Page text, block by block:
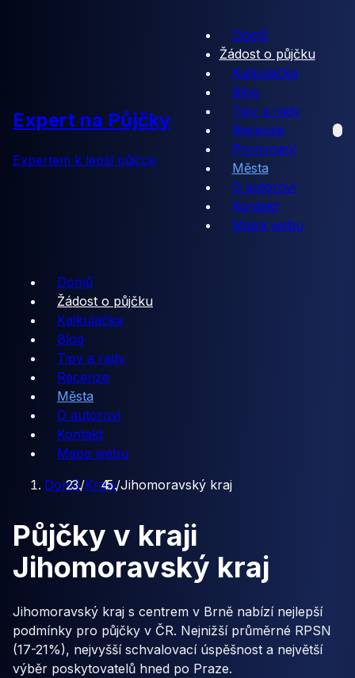
Expert na Půjčky
Expertem k lepší půjčce
Domů
Žádost o půjčku
Kalkulačka
Blog
Tipy a rady
Recenze
Porovnání
Města
O autorovi
Kontakt
Mapa webu
Domů
Žádost o půjčku
Kalkulačka
Blog
Tipy a rady
Recenze
Města
O autorovi
Kontakt
Mapa webu
Domů/Kraje/Jihomoravský kraj
Půjčky v kraji
Jihomoravský kraj
Jihomoravský kraj s centrem v Brně nabízí nejlepší
podmínky pro půjčky v ČR. Nejnižší průměrné RPSN
(17-21%), nejvyšší schvalovací úspěšnost a největší
výběr poskytovatelů hned po Praze.